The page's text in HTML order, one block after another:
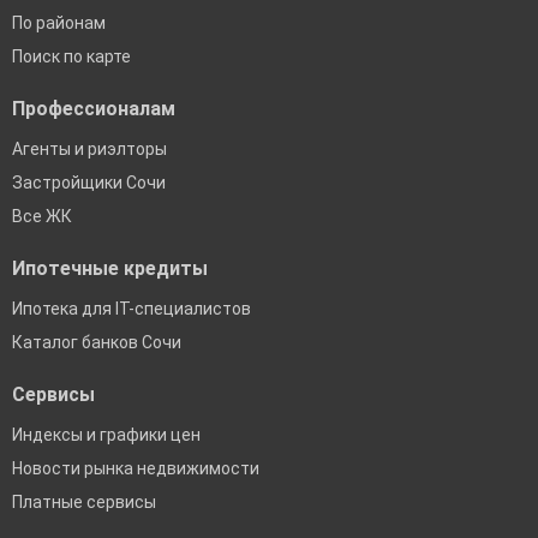
По районам
Поиск по карте
Профессионалам
Агенты и риэлторы
Застройщики Сочи
Все ЖК
Ипотечные кредиты
Ипотека для IT-специалистов
Каталог банков Сочи
Сервисы
Индексы и графики цен
Новости рынка недвижимости
Платные сервисы